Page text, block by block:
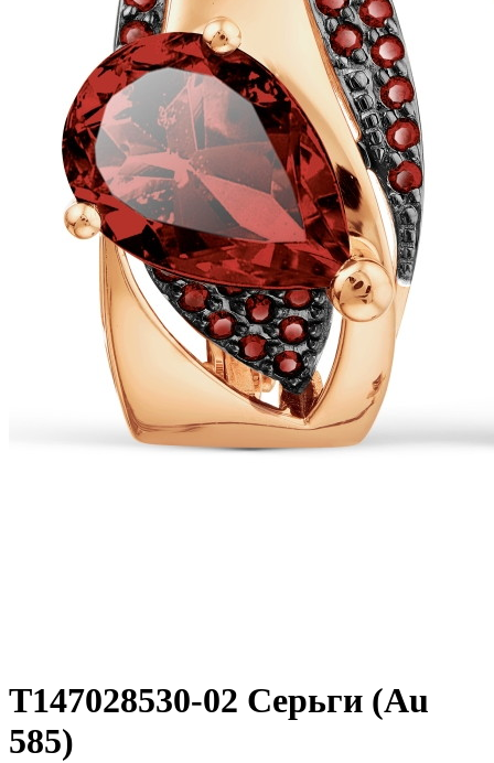
Т147028530-02 Серьги (Au
585)